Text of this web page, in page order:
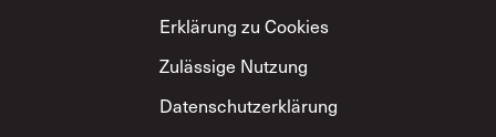
Erklärung zu Cookies
Zulässige Nutzung
Datenschutzerklärung